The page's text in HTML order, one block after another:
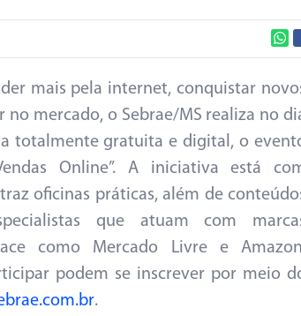
mais pela internet, conquistar
no mercado, o Sebrae/MS realiza no
totalmente gratuita e digital, o
Online”. A iniciativa está
oficinas práticas, além de
que atuam com
como Mercado Livre e
podem se inscrever por meio
.